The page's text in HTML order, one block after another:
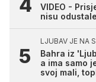
VIDEO -
nisu
LJUBAV JE NA
Bahra iz
a ima samo
svoj mali,